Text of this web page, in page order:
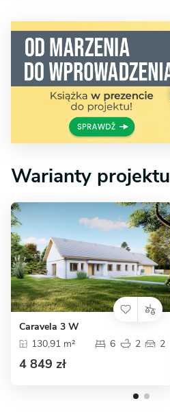
Warianty projektu
Caravela 3 W
130,91 m²
6 2 2
4 849 zł